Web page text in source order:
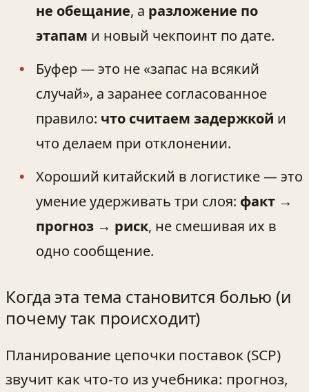
не обещание, а разложение по
этапам и новый чекпоинт по дате.
Буфер — это не «запас на всякий
случай», а заранее согласованное
правило: что считаем задержкой и
что делаем при отклонении.
Хороший китайский в логистике — это
умение удерживать три слоя: факт →
прогноз → риск, не смешивая их в
одно сообщение.
Когда эта тема становится болью (и
почему так происходит)
Планирование цепочки поставок (SCP)
звучит как что-то из учебника: прогноз,